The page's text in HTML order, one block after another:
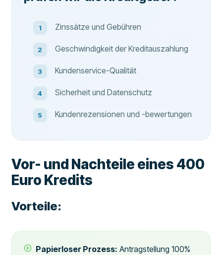
Zinssätze und Gebühren
Geschwindigkeit der Kreditauszahlung
Kundenservice-Qualität
Sicherheit und Datenschutz
Kundenrezensionen und -bewertungen
Vor- und Nachteile eines 400
Euro Kredits
Vorteile:
Papierloser Prozess: Antragstellung 100%